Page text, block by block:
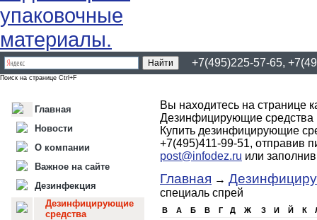
+7(495)225-57-65,
Поиск на странице Ctrl+F
Главная
Новости
О компании
Важное на сайте
Дезинфекция
Дезинфицирующие
средства
Вы находитесь на странице
Дезинфицирующие средства
Купить дезинфицирующие
+7(495)411-99-51, отправив
post@infodez.ru или
Главная →
специаль спрей
B А Б В Г Д Ж З И Й К